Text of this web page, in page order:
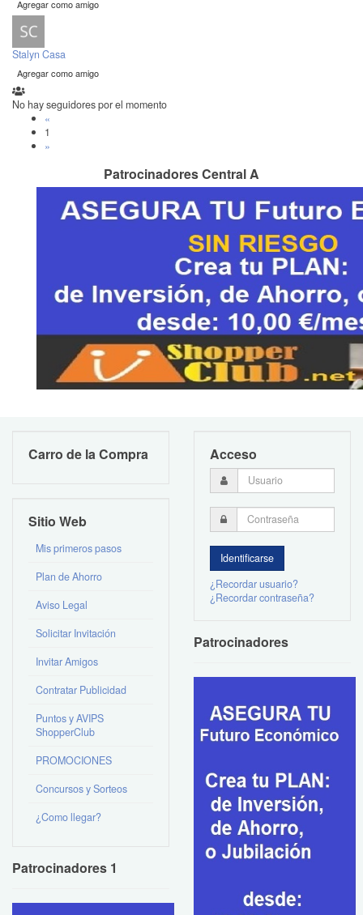
Agregar como amigo
Stalyn Casa
Agregar como amigo
No hay seguidores por el momento
«
1
»
Patrocinadores Central A
Carro de la Compra
Sitio Web
Mis primeros pasos
Plan de Ahorro
Aviso Legal
Solicitar Invitación
Invitar Amigos
Contratar Publicidad
Puntos y AVIPS
ShopperClub
PROMOCIONES
Concursos y Sorteos
¿Como llegar?
Patrocinadores 1
Acceso
¿Recordar usuario?
¿Recordar contraseña?
Patrocinadores